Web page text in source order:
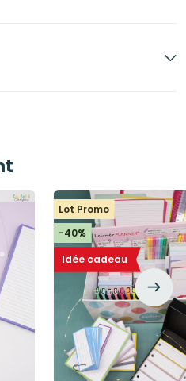
Lot Promo
-40%
Idée cadeau